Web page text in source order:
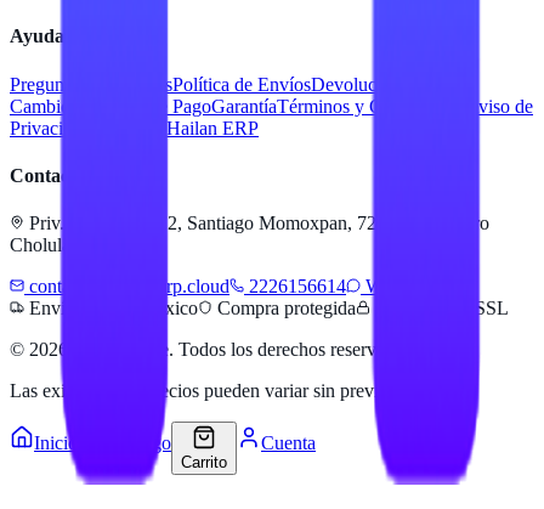
Ayuda
Preguntas FrecuentesPolítica de EnvíosDevoluciones y
Cambios
Métodos de PagoGarantíaTérminos y Condiciones
Aviso de
Privacidad
Servicios Hailan ERP
Contacto
Priv. Alejandra 512, Santiago Momoxpan, 72775 San Pedro
Cholula, Pue.
contacto@hailanerp.cloud
2226156614
WhatsApp
Envíos a todo México
Compra protegida
Pago seguro SSL
© 2026 Hailan Store. Todos los derechos reservados.
Las existencias y precios pueden variar sin previo aviso.
Inicio Catálogo
Carrito
Cuenta